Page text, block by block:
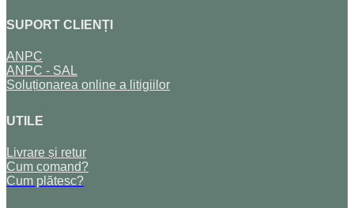
SUPORT CLIENȚI
ANPC
ANPC - SAL
Soluționarea online a litigiilor
UTILE
Livrare și retur
Cum comand?
Cum plătesc?